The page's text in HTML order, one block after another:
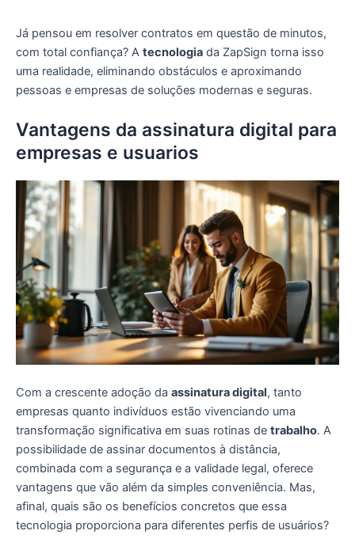
Já pensou em resolver contratos em questão de minutos,
com total confiança? A tecnologia da ZapSign torna isso
uma realidade, eliminando obstáculos e aproximando
pessoas e empresas de soluções modernas e seguras.
Vantagens da assinatura digital para
empresas e usuarios
Com a crescente adoção da assinatura digital, tanto
empresas quanto indivíduos estão vivenciando uma
transformação significativa em suas rotinas de trabalho. A
possibilidade de assinar documentos à distância,
combinada com a segurança e a validade legal, oferece
vantagens que vão além da simples conveniência. Mas,
afinal, quais são os benefícios concretos que essa
tecnologia proporciona para diferentes perfis de usuários?